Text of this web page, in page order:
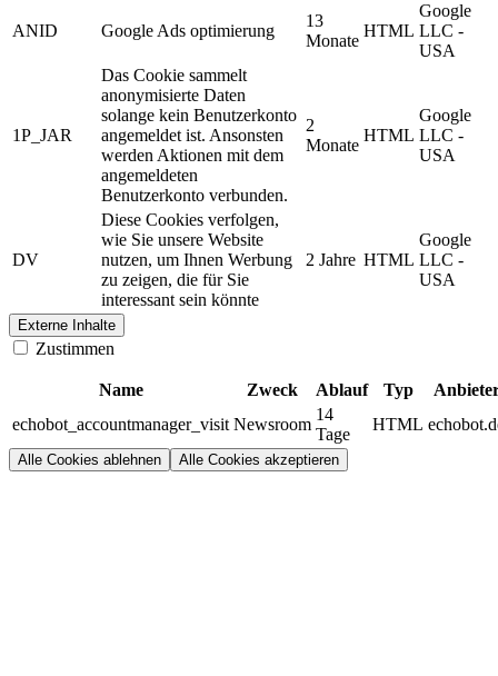
ANID Google Ads optimierung
13
Monate
HTML
Google
LLC -
USA
1P_JAR
Das Cookie sammelt
anonymisierte Daten
solange kein Benutzerkonto
angemeldet ist. Ansonsten
werden Aktionen mit dem
angemeldeten
Benutzerkonto verbunden.
2
Monate
HTML
Google
LLC -
USA
DV
Diese Cookies verfolgen,
wie Sie unsere Website
nutzen, um Ihnen Werbung
zu zeigen, die für Sie
interessant sein könnte
2 Jahre HTML
Google
LLC -
USA
Externe Inhalte
Zustimmen
Name Zweck Ablauf Typ
echobot_accountmanager_visit Newsroom
14
Tage
HTML
Alle Cookies ablehnen Alle Cookies akzeptieren